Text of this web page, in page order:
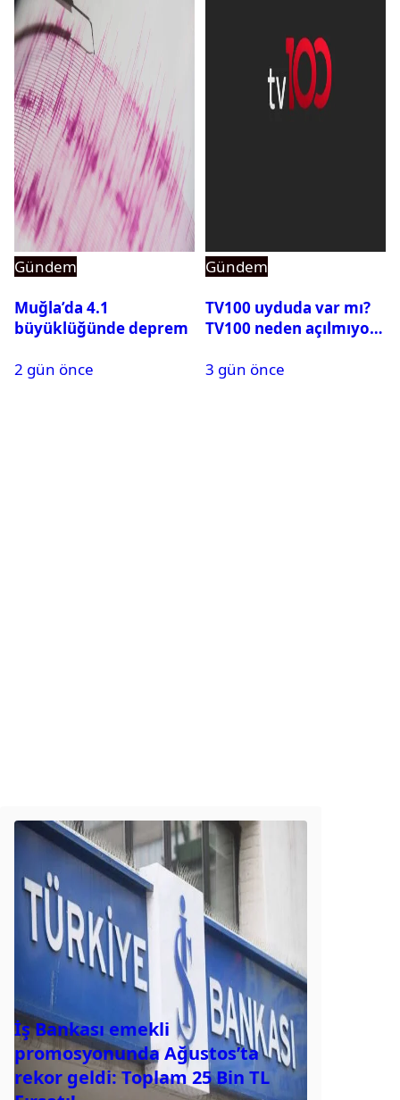
Gündem
Muğla’da 4.1
büyüklüğünde deprem
2 gün önce
Gündem
TV100 uyduda var mı?
TV100 neden açılmıyor?
3 gün önce
İş Bankası emekli
promosyonunda Ağustos’ta
rekor geldi: Toplam 25 Bin TL